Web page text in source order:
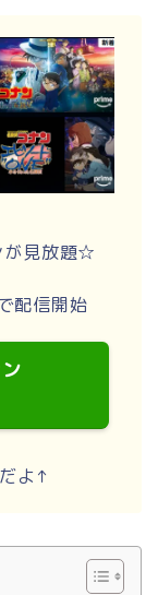
が見放題☆
配信開始
よ↑